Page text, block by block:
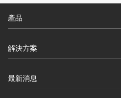
產品
解決方案
最新消息